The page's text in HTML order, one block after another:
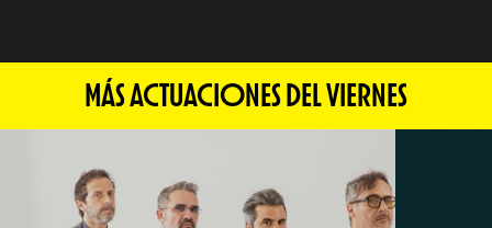
MÁS ACTUACIONES DEL VIERNES